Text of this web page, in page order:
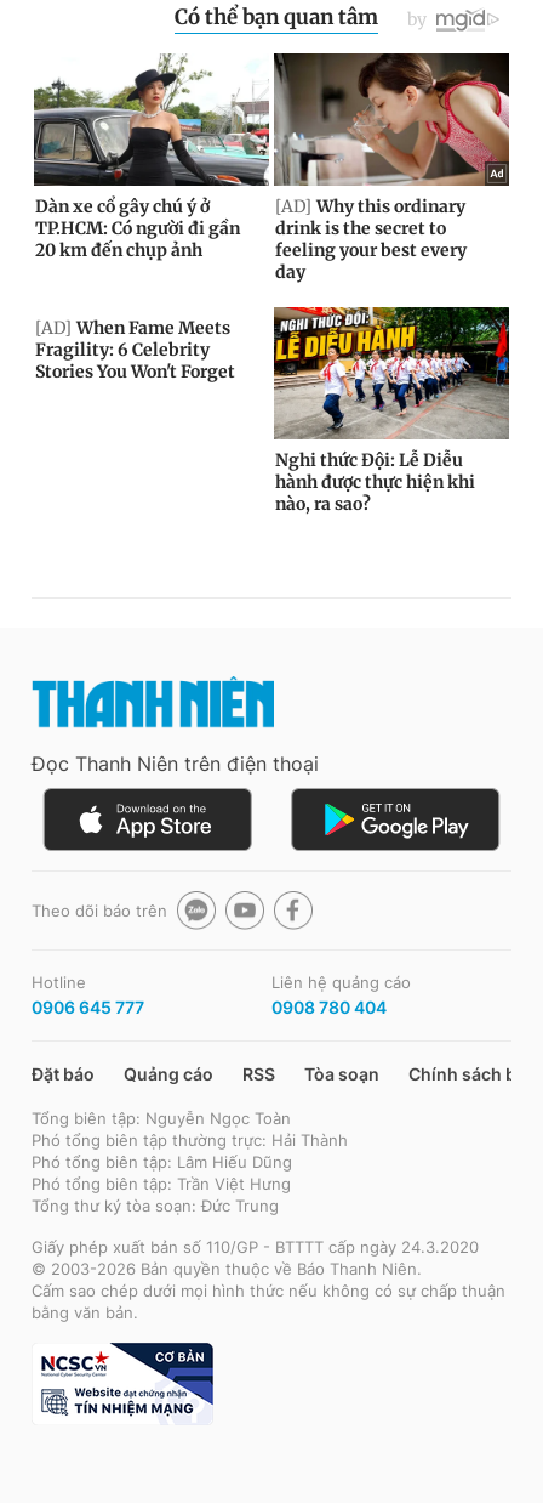
Đọc Thanh Niên trên điện thoại
Theo dõi báo trên
Hotline
0906 645 777
Liên hệ quảng cáo
0908 780 404
Đặt báo Quảng cáo RSS Tòa soạn Chính sách bảo
Tổng biên tập: Nguyễn Ngọc Toàn
Phó tổng biên tập thường trực: Hải Thành
Phó tổng biên tập: Lâm Hiếu Dũng
Phó tổng biên tập: Trần Việt Hưng
Tổng thư ký tòa soạn: Đức Trung
Giấy phép xuất bản số 110/GP - BTTTT cấp ngày 24.3.2020
© 2003-2026 Bản quyền thuộc về Báo Thanh Niên.
Cấm sao chép dưới mọi hình thức nếu không có sự chấp thuận
bằng văn bản.